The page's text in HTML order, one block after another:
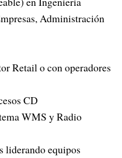
Administración
Retail o con operadores
CD
WMS y Radio
liderando equipos